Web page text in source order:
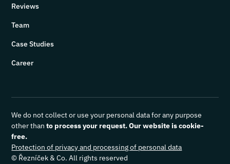
Reviews
Team
Case Studies
Career
© Řezníček & Co. All rights reserved
Protection of privacy and processing of personal data
We do not collect or use your personal data for any purpose
other thanto process your request. Our website is cookie-
free.